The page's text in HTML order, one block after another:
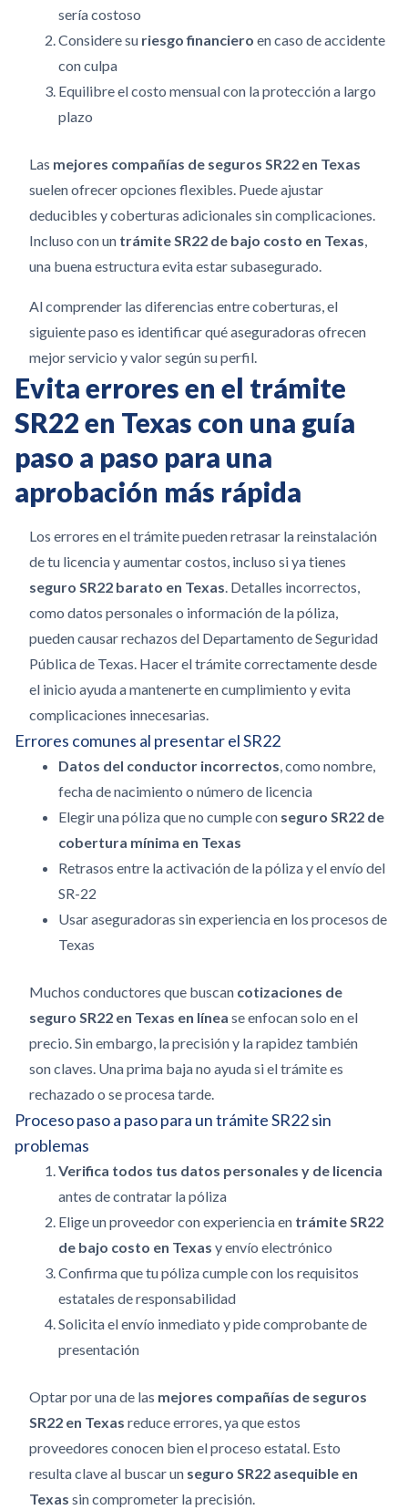
sería costoso
Considere su riesgo financiero en caso de accidente
con culpa
Equilibre el costo mensual con la protección a largo
plazo
Las mejores compañías de seguros SR22 en Texas
suelen ofrecer opciones flexibles. Puede ajustar
deducibles y coberturas adicionales sin complicaciones.
Incluso con un trámite SR22 de bajo costo en Texas,
una buena estructura evita estar subasegurado.
Al comprender las diferencias entre coberturas, el
siguiente paso es identificar qué aseguradoras ofrecen
mejor servicio y valor según su perfil.
Evita errores en el trámite
SR22 en Texas con una guía
paso a paso para una
aprobación más rápida
Los errores en el trámite pueden retrasar la reinstalación
de tu licencia y aumentar costos, incluso si ya tienes
seguro SR22 barato en Texas. Detalles incorrectos,
como datos personales o información de la póliza,
pueden causar rechazos del Departamento de Seguridad
Pública de Texas. Hacer el trámite correctamente desde
el inicio ayuda a mantenerte en cumplimiento y evita
complicaciones innecesarias.
Errores comunes al presentar el SR22
Datos del conductor incorrectos, como nombre,
fecha de nacimiento o número de licencia
Elegir una póliza que no cumple con seguro SR22 de
cobertura mínima en Texas
Retrasos entre la activación de la póliza y el envío del
SR-22
Usar aseguradoras sin experiencia en los procesos de
Texas
Muchos conductores que buscan cotizaciones de
seguro SR22 en Texas en línea se enfocan solo en el
precio. Sin embargo, la precisión y la rapidez también
son claves. Una prima baja no ayuda si el trámite es
rechazado o se procesa tarde.
Proceso paso a paso para un trámite SR22 sin
problemas
Verifica todos tus datos personales y de licencia
antes de contratar la póliza
Elige un proveedor con experiencia en trámite SR22
de bajo costo en Texas y envío electrónico
Confirma que tu póliza cumple con los requisitos
estatales de responsabilidad
Solicita el envío inmediato y pide comprobante de
presentación
Optar por una de las mejores compañías de seguros
SR22 en Texas reduce errores, ya que estos
proveedores conocen bien el proceso estatal. Esto
resulta clave al buscar un seguro SR22 asequible en
Texas sin comprometer la precisión.